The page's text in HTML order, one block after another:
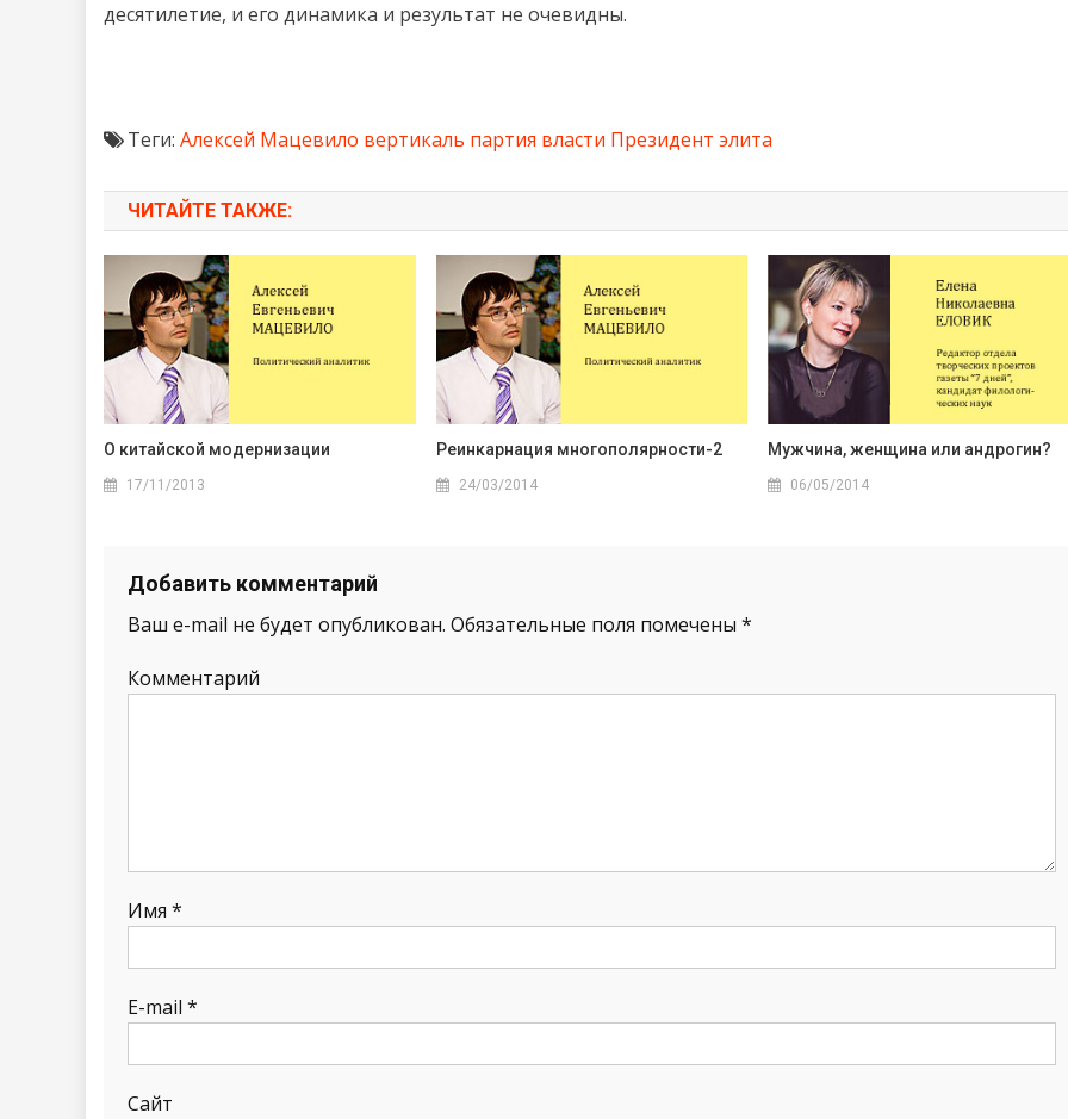
десятилетие, и его динамика и результат не очевидны.
Теги: Алексей Мацевило вертикаль партия власти Президент элита
ЧИТАЙТЕ ТАКЖЕ:
О китайской модернизации
17/11/2013
Реинкарнация многополярности-2
24/03/2014
Мужчина, женщина или андрогин?
06/05/2014
Добавить комментарий
Ваш e-mail не будет опубликован. Обязательные поля помечены *
Комментарий
Имя *
E-mail *
Сайт